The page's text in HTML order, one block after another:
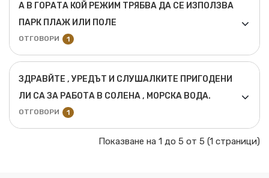
А В ГОРАТА КОЙ РЕЖИМ ТРЯБВА ДА СЕ ИЗПОЛЗВА
ПАРК ПЛАЖ ИЛИ ПОЛЕ
ОТГОВОРИ 1
ЗДРАВЙТЕ , УРЕДЪТ И СЛУШАЛКИТЕ ПРИГОДЕНИ
ЛИ СА ЗА РАБОТА В СОЛЕНА , МОРСКА ВОДА.
ОТГОВОРИ 1
Показване на 1 до 5 от 5 (1 страници)